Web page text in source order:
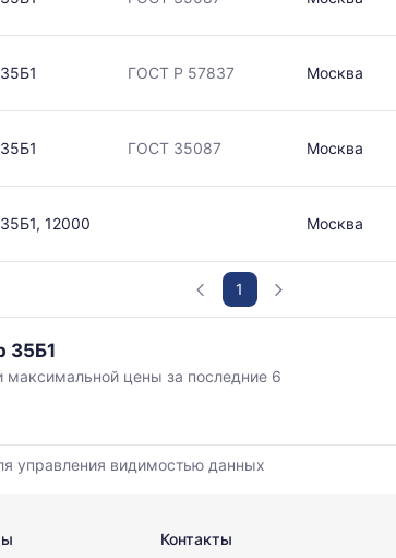
35Б1 ГОСТ Р 57837 Москва
35Б1 ГОСТ 35087 Москва
35Б1, 12000 Москва
1
35Б1
цены за последние 6
управления видимостью данных
Контакты